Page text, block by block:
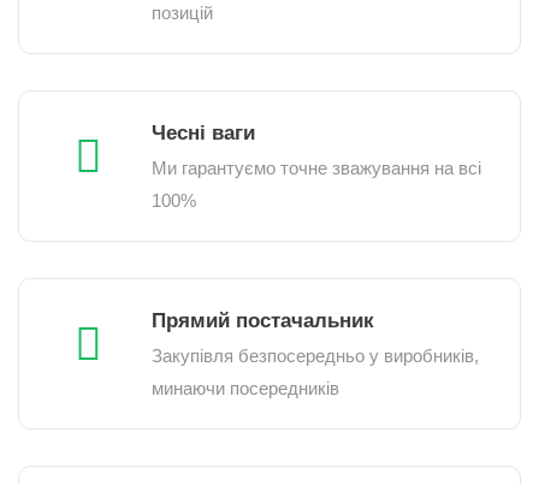
позицій
Чесні ваги
Ми гарантуємо точне зважування на всі
100%
Прямий постачальник
Закупівля безпосередньо у виробників,
минаючи посередників